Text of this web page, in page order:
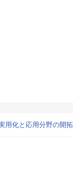
用化と応用分野の開拓